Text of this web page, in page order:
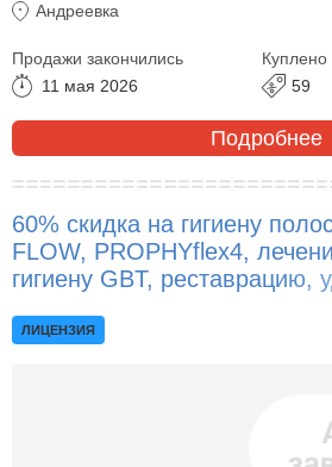
Андреевка
Продажи закончились
11 мая 2026
Куплено
59
Подробнее
60% скидка на гигиену
FLOW, PROPHYflex4,
гигиену GBT, реставрацию,
пародонтолога!
ЛИЦЕНЗИЯ